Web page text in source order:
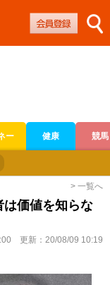
ー 健康 競馬
> 一覧へ
価値を知らな
更新： 20/08/09 10:19